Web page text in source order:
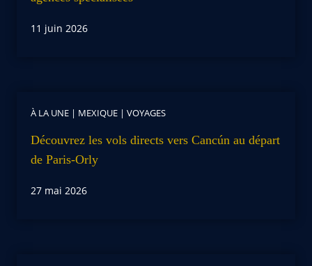
11 juin 2026
À LA UNE | MEXIQUE | VOYAGES
Découvrez les vols directs vers Cancún au départ
de Paris-Orly
27 mai 2026